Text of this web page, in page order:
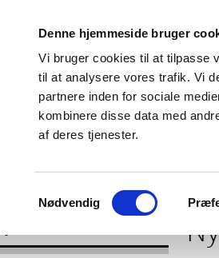
Denne hjemmeside bruger
Vi bruger cookies til at tilpasse
til at analysere vores trafik. Vi
partnere inden for sociale
kombinere disse data med
af deres tjenester.
Samtykkevalg
Nødvendig
Godkendelse og
Bivirkninger og
produktinformation